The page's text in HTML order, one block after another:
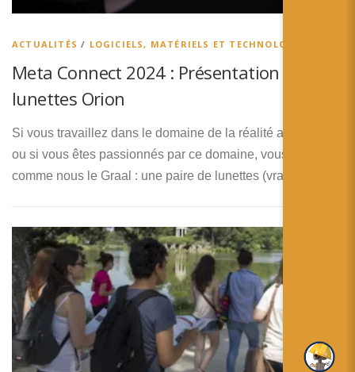
Español
ACTUALITÉS / LOGICIELS, MATÉRIELS ET TECHNOLOGIES
Meta Connect 2024 : Présentation des
lunettes Orion
Si vous travaillez dans le domaine de la réalité augmentée,
ou si vous êtes passionnés par ce domaine, vous attendez
comme nous le Graal : une paire de lunettes (vraiment …